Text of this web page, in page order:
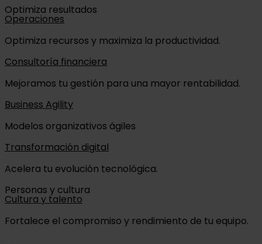
Optimiza resultados
Operaciones
Optimiza recursos y maximiza la productividad.
Consultoría financiera
Mejoramos tu gestión para una mayor rentabilidad.
Business Agility
Modelos organizativos ágiles
Transformación digital
Acelera tu evolución tecnológica.
Personas y cultura
Cultura y talento
Fortalece el compromiso y rendimiento de tu equipo.